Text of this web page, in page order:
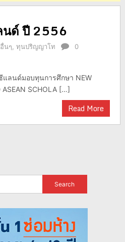
นด์ ปี 2556
นๆ, ทุนปริญญาโท
0
แลนด์มอบทุนการศึกษา NEW
ASEAN SCHOLA […]
Read More